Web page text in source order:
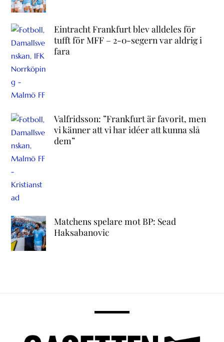
Eintracht Frankfurt blev alldeles för
tufft för MFF – 2-0-segern var aldrig i
fara
Valfridsson: ”Frankfurt är favorit, men
vi känner att vi har idéer att kunna slå
dem”
Matchens spelare mot BP: Sead
Haksabanovic